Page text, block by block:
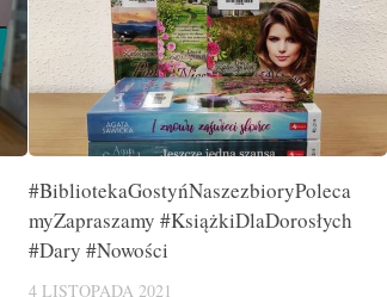
#BibliotekaGostyńNaszezbioryPoleca
myZapraszamy #KsiążkiDlaDorosłych
#Dary #Nowości
4 LISTOPADA 2021